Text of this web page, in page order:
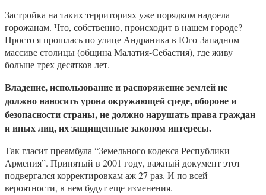
Застройка на таких территориях уже порядком надоела
горожанам. Что, собственно, происходит в нашем городе?
Просто я прошлась по улице Андраника в Юго-Западном
массиве столицы (община Малатия-Себастия), где живу
больше трех десятков лет.
Владение, использование и распоряжение землей не
должно наносить урона окружающей среде, обороне и
безопасности страны, не должно нарушать права граждан
и иных лиц, их защищенные законом интересы.
Так гласит преамбула “Земельного кодекса Республики
Армения”. Принятый в 2001 году, важный документ этот
подвергался корректировкам аж 27 раз. И по всей
вероятности, в нем будут еще изменения.